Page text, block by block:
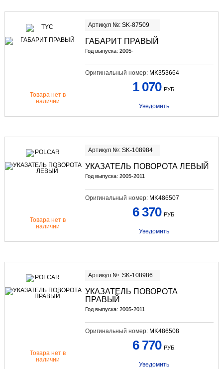
Артикул №: SK-87509
ГАБАРИТ ПРАВЫЙ
Год выпуска: 2005-
Оригинальный номер: MK353664
Товара нет в
наличии
1 070 РУБ.
Уведомить
Артикул №: SK-108984
УКАЗАТЕЛЬ ПОВОРОТА ЛЕВЫЙ
Год выпуска: 2005-2011
Оригинальный номер: MK486507
Товара нет в
наличии
6 370 РУБ.
Уведомить
Артикул №: SK-108986
УКАЗАТЕЛЬ ПОВОРОТА
ПРАВЫЙ
Год выпуска: 2005-2011
Оригинальный номер: MK486508
Товара нет в
наличии
6 770 РУБ.
Уведомить